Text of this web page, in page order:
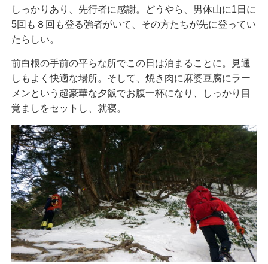
しっかりあり、先行者に感謝。どうやら、男体山に1日に
5回も８回も登る強者がいて、その方たちが先に登ってい
たらしい。
前白根の手前の平らな所でこの日は泊まることに。見通
しもよく快適な場所。そして、焼き肉に麻婆豆腐にラー
メンという超豪華な夕飯でお腹一杯になり、しっかり目
覚ましをセットし、就寝。